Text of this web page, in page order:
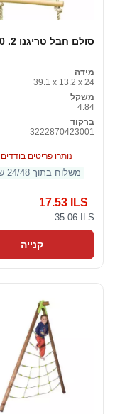
סולם חבל טריגנו 2. 50 מ '
מידה
39.1 x 13.2 x 24
משקל
4.84
ברקוד
3222870423001
נותרו פריטים בודדים
משלוח בתוך 24/48 שעות
17.53 ILS
35.06 ILS
קנייה